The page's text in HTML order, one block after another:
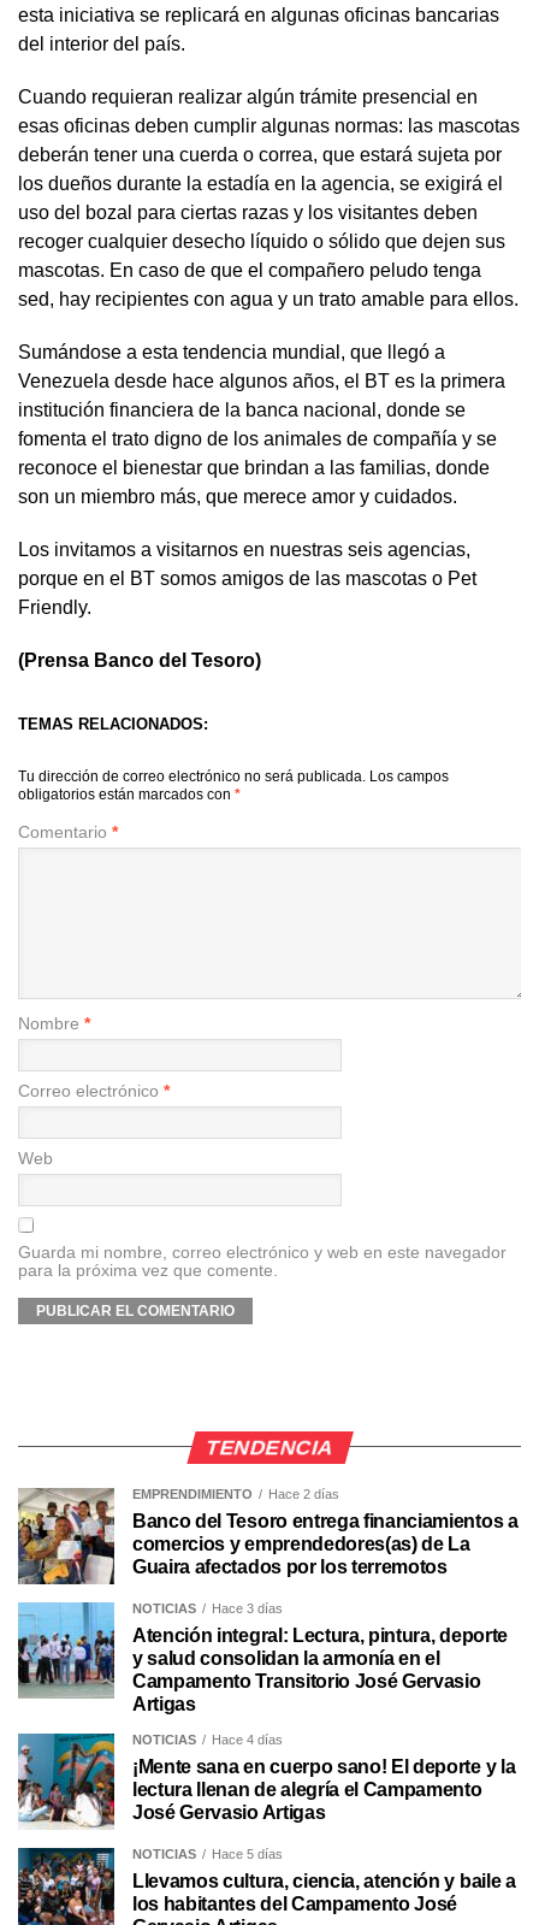
esta iniciativa se replicará en algunas oficinas bancarias
del interior del país.
Cuando requieran realizar algún trámite presencial en
esas oficinas deben cumplir algunas normas: las mascotas
deberán tener una cuerda o correa, que estará sujeta por
los dueños durante la estadía en la agencia, se exigirá el
uso del bozal para ciertas razas y los visitantes deben
recoger cualquier desecho líquido o sólido que dejen sus
mascotas. En caso de que el compañero peludo tenga
sed, hay recipientes con agua y un trato amable para ellos.
Sumándose a esta tendencia mundial, que llegó a
Venezuela desde hace algunos años, el BT es la primera
institución financiera de la banca nacional, donde se
fomenta el trato digno de los animales de compañía y se
reconoce el bienestar que brindan a las familias, donde
son un miembro más, que merece amor y cuidados.
Los invitamos a visitarnos en nuestras seis agencias,
porque en el BT somos amigos de las mascotas o Pet
Friendly.
(Prensa Banco del Tesoro)
TEMAS RELACIONADOS:
Tu dirección de correo electrónico no será publicada. Los campos
obligatorios están marcados con *
Comentario *
Nombre *
Correo electrónico *
Web
Guarda mi nombre, correo electrónico y web en este navegador
para la próxima vez que comente.
TENDENCIA
EMPRENDIMIENTO Hace 2 días
Banco del Tesoro entrega financiamientos a
comercios y emprendedores(as) de La
Guaira afectados por los terremotos
NOTICIAS Hace 3 días
Atención integral: Lectura, pintura, deporte
y salud consolidan la armonía en el
Campamento Transitorio José Gervasio
Artigas
NOTICIAS Hace 4 días
¡Mente sana en cuerpo sano! El deporte y la
lectura llenan de alegría el Campamento
José Gervasio Artigas
NOTICIAS Hace 5 días
Llevamos cultura, ciencia, atención y baile a
los habitantes del Campamento José